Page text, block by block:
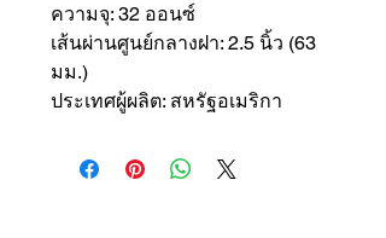
ความจุ: 32 ออนซ์
เส้นผ่านศูนย์กลางฝา: 2.5 นิ้ว (63
มม.)
ประเทศผู้ผลิต: สหรัฐอเมริกา